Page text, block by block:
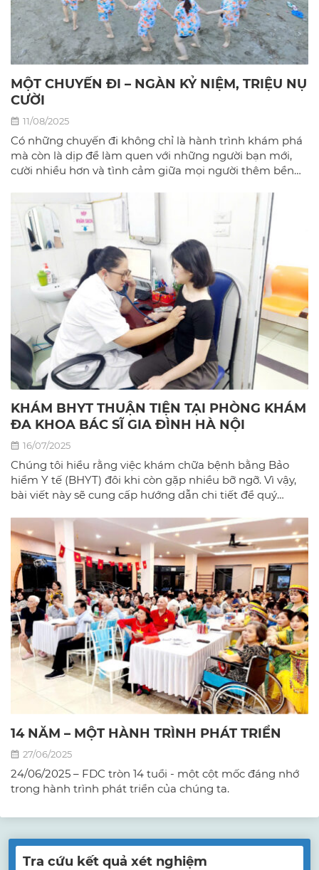
MỘT CHUYẾN ĐI – NGÀN KỶ NIỆM, TRIỆU NỤ
CƯỜI
11/08/2025
Có những chuyến đi không chỉ là hành trình khám phá
mà còn là dịp để làm quen với những người bạn mới,
cười nhiều hơn và tình cảm giữa mọi người thêm bền
KHÁM BHYT THUẬN TIỆN TẠI PHÒNG KHÁM
ĐA KHOA BÁC SĨ GIA ĐÌNH HÀ NỘI
16/07/2025
Chúng tôi hiểu rằng việc khám chữa bệnh bằng Bảo
hiểm Y tế (BHYT) đôi khi còn gặp nhiều bỡ ngỡ. Vì vậy,
bài viết này sẽ cung cấp hướng dẫn chi tiết để quý
quả nhất tại phòng khám đa khoa Bác sĩ gia đình hà
Nội.
14 NĂM – MỘT HÀNH TRÌNH PHÁT TRIỂN
27/06/2025
24/06/2025 – FDC tròn 14 tuổi - một cột mốc đáng nhớ
trong hành trình phát triển của chúng ta.
Tra cứu kết quả xét nghiệm